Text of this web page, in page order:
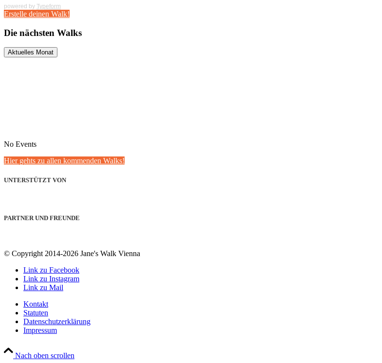
powered by Typeform
Erstelle deinen Walk!
Die nächsten Walks
Aktuelles Monat
No Events
Hier gehts zu allen kommenden Walks!
UNTERSTÜTZT VON
PARTNER UND FREUNDE
© Copyright 2014-2026 Jane's Walk Vienna
Link zu Facebook
Link zu Instagram
Link zu Mail
Kontakt
Statuten
Datenschutzerklärung
Impressum
Nach oben scrollen